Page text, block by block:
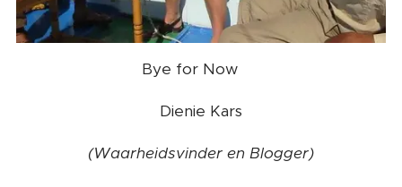
Bye for Now ❤️
Dienie Kars
(Waarheidsvinder en Blogger)